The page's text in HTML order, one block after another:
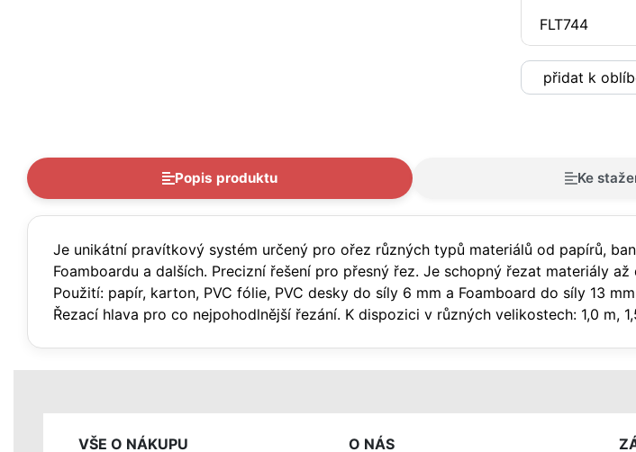
FLT744
přidat k
Popis produktu Ke
Je unikátní pravítkový systém určený pro ořez různých typů materiálů od papírů,
Foamboardu a dalších. Precizní řešení pro přesný řez. Je schopný řezat materiály
Použití: papír, karton, PVC fólie, PVC desky do síly 6 mm a Foamboard do síly 13
Řezací hlava pro co nejpohodlnější řezání. K dispozici v různých velikostech: 1,0 m,
VŠE O NÁKUPU O NÁS